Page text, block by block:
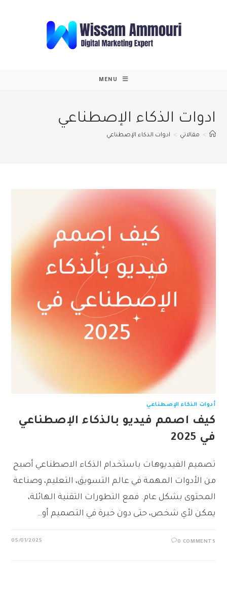
MENU
ادوات الذكاء الإصطناعي
> مقالاتي > ادوات الذكاء الإصطناعي
أدوات الذكاء الإصطناعي
كيف اصمم فيديو بالذكاء الإصطناعي
في 2025
تصميم الفيديوهات باستخدام الذكاء الاصطناعي أصبح
من الأدوات المهمة في عالم التسويق، التعليم، وصناعة
المحتوى بشكل عام. فمع التطورات التقنية الهائلة،
يمكن لأي شخص، حتى دون خبرة في التصميم أو…
0 COMMENTS
05/01/2025